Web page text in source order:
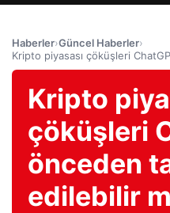
Haberler›Güncel Haberler›
Kripto piyasası çöküşleri
Kripto
çöküşleri
önceden
edilebilir